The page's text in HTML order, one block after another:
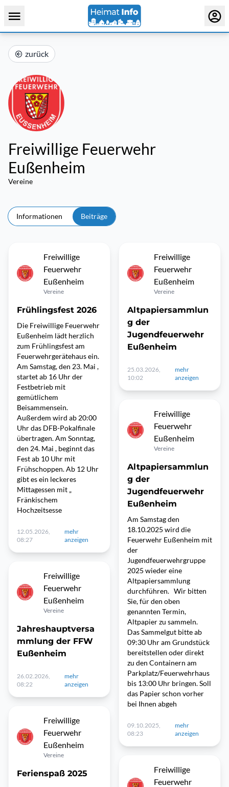
zurück
Freiwillige Feuerwehr
Eußenheim
Vereine
Informationen Beiträge
Freiwillige
Feuerwehr
Eußenheim
Vereine
Frühlingsfest 2026
Die Freiwillige Feuerwehr
Eußenheim lädt herzlich
zum Frühlingsfest am
Feuerwehrgerätehaus ein.
Am Samstag, den 23. Mai ,
startet ab 16 Uhr der
Festbetrieb mit
gemütlichem
Beisammensein.
Außerdem wird ab 20:00
Uhr das DFB-Pokalfinale
übertragen. Am Sonntag,
den 24. Mai , beginnt das
Fest ab 10 Uhr mit
Frühschoppen. Ab 12 Uhr
gibt es ein leckeres
Mittagessen mit „
Fränkischem
Hochzeitsesse
12.05.2026,
08:27
mehr
anzeigen
Freiwillige
Feuerwehr
Eußenheim
Vereine
Jahreshauptversa
mmlung der FFW
Eußenheim
26.02.2026,
08:22
mehr
anzeigen
Freiwillige
Feuerwehr
Eußenheim
Vereine
Ferienspaß 2025
Freiwillige
Feuerwehr
Eußenheim
Vereine
Altpapiersammlun
g der
Jugendfeuerwehr
Eußenheim
25.03.2026,
10:02
mehr
anzeigen
Freiwillige
Feuerwehr
Eußenheim
Vereine
Altpapiersammlun
g der
Jugendfeuerwehr
Eußenheim
Am Samstag den
18.10.2025 wird die
Feuerwehr Eußenheim mit
der
Jugendfeuerwehrgruppe
2025 wieder eine
Altpapiersammlung
durchführen. Wir bitten
Sie, für den oben
genannten Termin,
Altpapier zu sammeln.
Das Sammelgut bitte ab
09:30 Uhr am Grundstück
bereitstellen oder direkt
zu den Containern am
Parkplatz/Feuerwehrhaus
bis 13:00 Uhr bringen. Soll
das Papier schon vorher
bei Ihnen abgeh
09.10.2025,
08:23
mehr
anzeigen
Freiwillige
Feuerwehr